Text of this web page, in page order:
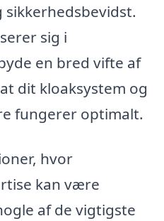
sig i
en bred vifte af
dit kloaksystem og
fungerer optimalt.
hvor
kan være
af de vigtigste